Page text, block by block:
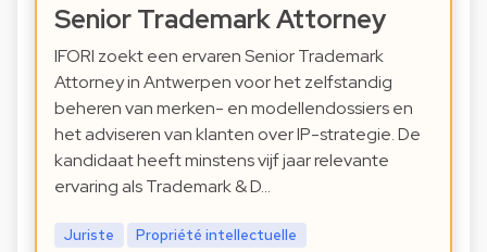
Senior Trademark Attorney
IFORI zoekt een ervaren Senior Trademark
Attorney in Antwerpen voor het zelfstandig
beheren van merken- en modellendossiers en
het adviseren van klanten over IP-strategie. De
kandidaat heeft minstens vijf jaar relevante
ervaring als Trademark & D…
Juriste Propriété intellectuelle